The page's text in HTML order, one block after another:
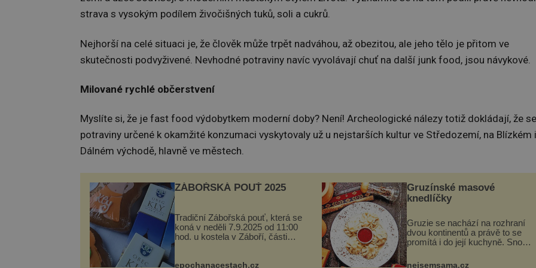
strava s vysokým podílem živočišných tuků, soli a cukrů.
Nejhorší na celé situaci je, že člověk může trpět nadváhou, až obezitou, ale jeho tělo je přitom ve
skutečnosti podvyživené. Nevhodné potraviny navíc vyvolávají chuť na další junk food, jsou návykové.
Milované rychlé občerstvení
Myslíte si, že je fast food výdobytkem moderní doby? Není! Archeologické nálezy totiž dokládají, že se
potraviny určené k okamžité konzumaci vyskytovaly už u nejstarších kultur ve Středozemí, na Blízkém i
Dálném východě, hlavně ve městech.
ZÁBOŘSKÁ POUŤ 2025
Tradiční Zábořská pouť, která se
koná v neděli 7.9.2025 od 11:00
hod. u kostela v Záboří, části
prohlídku kostela, dobovou
epochanacestach.cz
Gruzínské masové
knedlíčky
Gruzie se nachází na rozhraní
dvou kontinentů a právě to se
promítá i do její kuchyně. Snoubí
a díky tomu vznikají rozmanité a
nejsemsama.cz